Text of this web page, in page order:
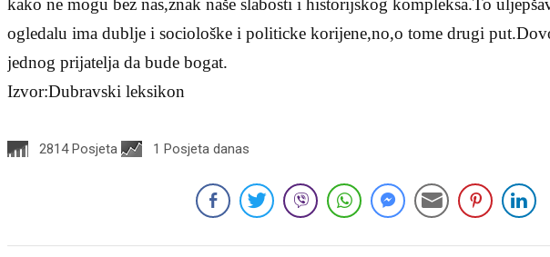
kako ne mogu bez nas,znak naše slabosti i historijskog kompleksa.To
ogledalu ima dublje i sociološke i politicke korijene,no,o tome drugi
jednog prijatelja da bude bogat.
Izvor:Dubravski leksikon
2814 Posjeta 1 Posjeta danas